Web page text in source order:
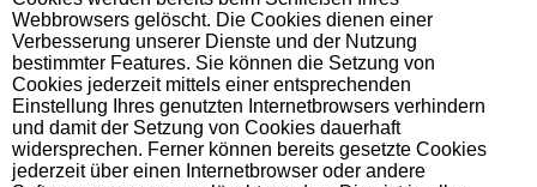
Webbrowsers gelöscht. Die Cookies dienen einer
Verbesserung unserer Dienste und der Nutzung
bestimmter Features. Sie können die Setzung von
Cookies jederzeit mittels einer entsprechenden
Einstellung Ihres genutzten Internetbrowsers verhindern
und damit der Setzung von Cookies dauerhaft
widersprechen. Ferner können bereits gesetzte Cookies
jederzeit über einen Internetbrowser oder andere